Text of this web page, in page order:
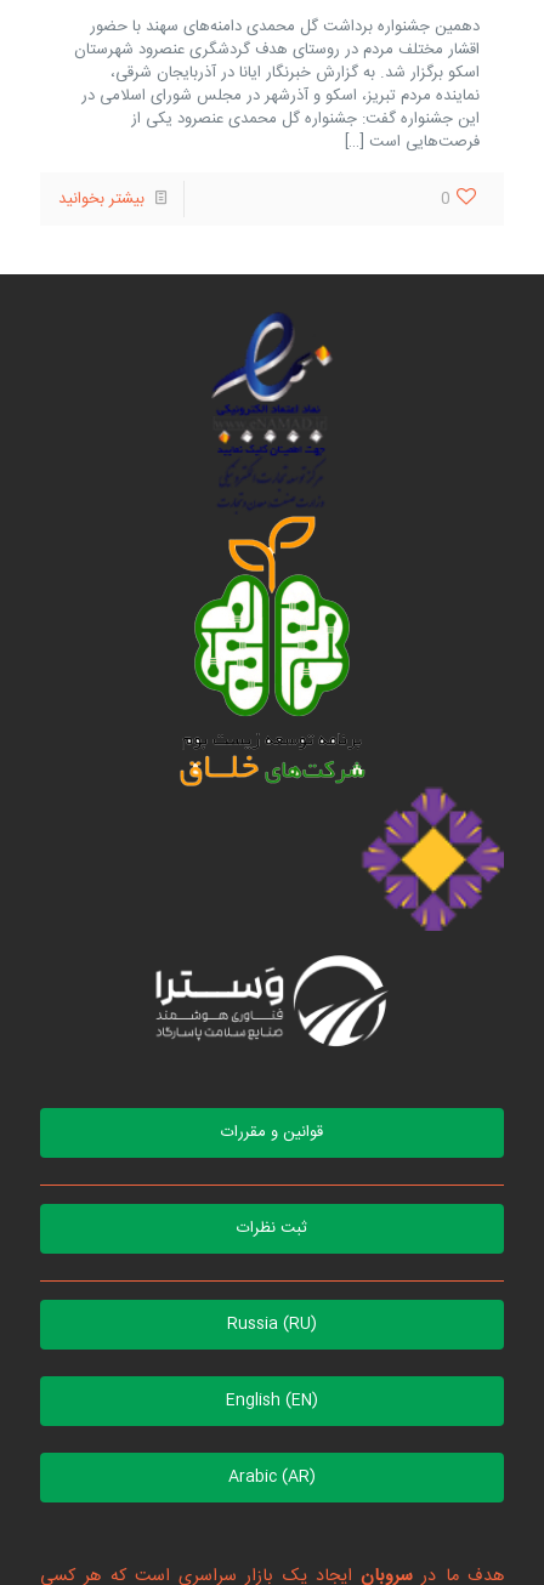
دهمین جشنواره برداشت گل محمدی دامنه‌های سهند با حضور
اقشار مختلف مردم در روستای هدف گردشگری عنصرود شهرستان
اسکو برگزار شد. به گزارش خبرنگار ایانا در آذربایجان شرقی،
نماینده مردم تبریز، اسکو و آذرشهر در مجلس شورای اسلامی در
این جشنواره گفت: جشنواره گل محمدی عنصرود یکی از
فرصت‌هایی است […]
0 بیشتر بخوانید
قوانین و مقررات
ثبت نظرات
Russia (RU)
English (EN)
Arabic (AR)
هدف ما در سروبانایجاد یک بازار سراسری است که هر کسی